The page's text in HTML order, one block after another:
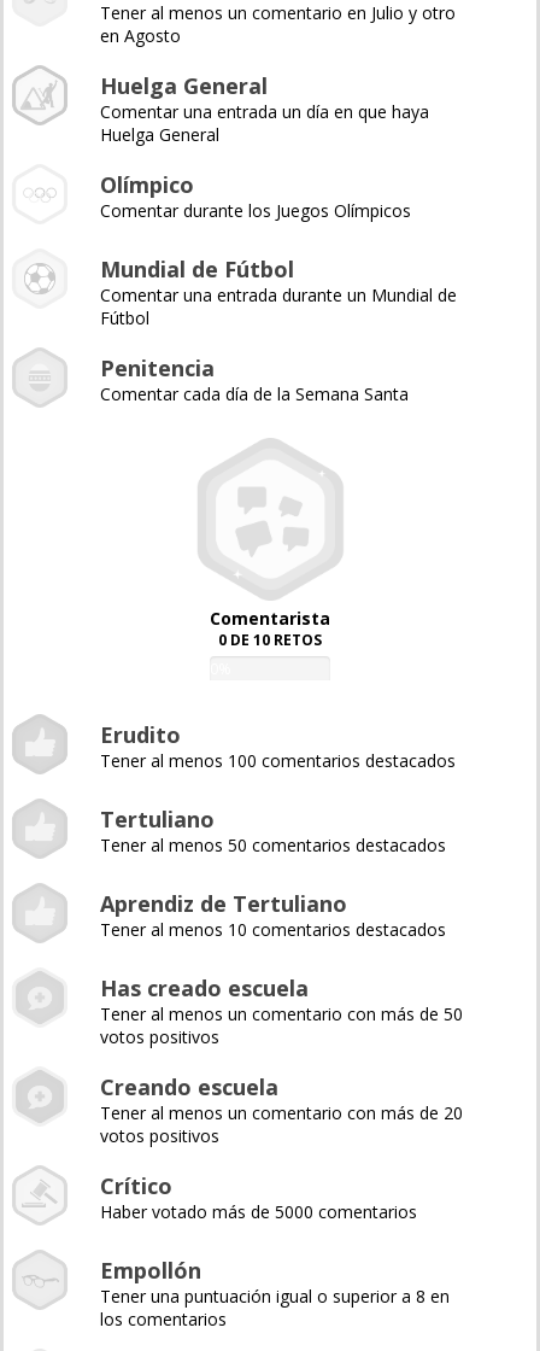
Tener al menos un comentario en Julio y otro
en Agosto
Huelga General
Comentar una entrada un día en que haya
Huelga General
Olímpico
Comentar durante los Juegos Olímpicos
Mundial de Fútbol
Comentar una entrada durante un Mundial de
Fútbol
Penitencia
Comentar cada día de la Semana Santa
Comentarista
0 DE 10 RETOS
Erudito
Tener al menos 100 comentarios destacados
Tertuliano
Tener al menos 50 comentarios destacados
Aprendiz de Tertuliano
Tener al menos 10 comentarios destacados
Has creado escuela
Tener al menos un comentario con más de 50
votos positivos
Creando escuela
Tener al menos un comentario con más de 20
votos positivos
Crítico
Haber votado más de 5000 comentarios
Empollón
Tener una puntuación igual o superior a 8 en
los comentarios